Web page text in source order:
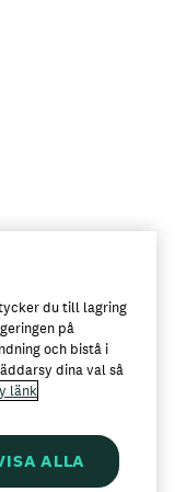
du till lagring
på
och bistå i
dina val så
länk
ALLA